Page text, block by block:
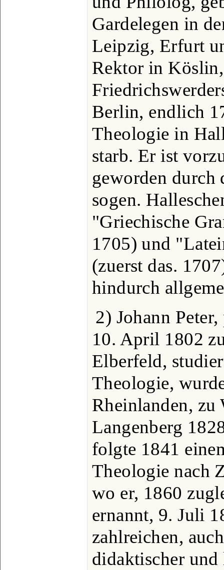
Gardelegen in
Leipzig, Erfurt
Rektor in
Berlin, endlich
Theologie in
starb. Er ist
geworden
sogen.
"Griechische
1705) und
(zuerst das.
hindurch
2) Johann
10. April 1802
Elberfeld,
Theologie,
Rheinlanden, zu
Langenberg
folgte 1841
Theologie nach
wo er, 1860
ernannt, 9. Juli
zahlreichen,
didaktischer